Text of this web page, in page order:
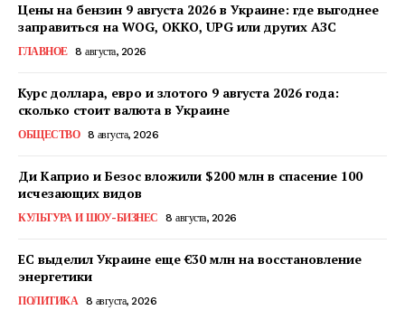
КавПолит
Цены на бензин 9 августа 2026 в Украине: где выгоднее
заправиться на WOG, OKKO, UPG или других АЗС
ГЛАВНОЕ 8 августа, 2026
Курс доллара, евро и злотого 9 августа 2026 года:
сколько стоит валюта в Украине
ОБЩЕСТВО 8 августа, 2026
Ди Каприо и Безос вложили $200 млн в спасение 100
исчезающих видов
КУЛЬТУРА И ШОУ-БИЗНЕС 8 августа, 2026
ЕС выделил Украине еще €30 млн на восстановление
энергетики
ПОЛИТИКА 8 августа, 2026